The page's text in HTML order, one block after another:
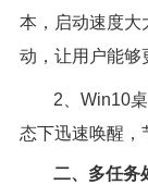
本，启动速度大
动，让用户能够
2、Win10
态下迅速唤醒，
二、多任务